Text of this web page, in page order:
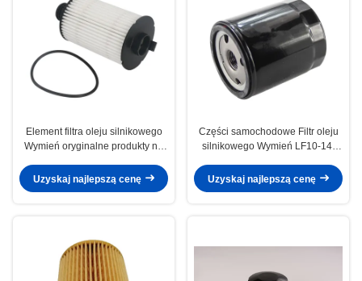
Element filtra oleju silnikowego
Wymień oryginalne produkty na
Uzyskaj najlepszą cenę
Części samochodowe Filtr oleju
silnikowego Wymień LF10-14-
04105409AC
Uzyskaj najlepszą cenę